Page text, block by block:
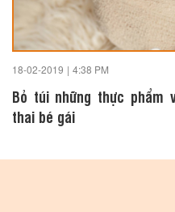
18-02-2019 | 4:38 PM
Bỏ túi những thực phẩm
thai bé gái